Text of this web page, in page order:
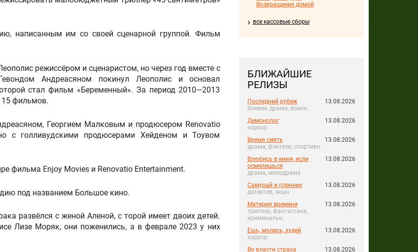
Возвращение домой
все кассовые сборы
БЛИЖАЙШИЕ
РЕЛИЗЫ
Последний рубеж
боевик, драма, военн.
13.08.2026
Демонолог
хоррор
13.08.2026
Время сиять
драма, фэнтези, спортивн.
13.08.2026
Влюбись в меня, если
осмелишься
драма, мелодрама
13.08.2026
Самурай и пленник
детектив, экшн
13.08.2026
Материя времени
триллер, фантастика,
криминальн.
13.08.2026
Ешь, молись, худей
хоррор
13.08.2026
Во власти страха 13.08.2026
написанным им со своей сценарной группой. Фильм
режиссёром и сценаристом, но через год вместе с
Андреасяном покинул Леополис и основал
стал фильм «Беременный». За период 2010—2013
15 фильмов.
Георгием Малковым и продюсером Renovatio
с голливудскими продюсерами Хейденом и Тоувом
фильма Enjoy Movies и Renovatio Entertainment.
под названием Большое кино.
развёлся с женой Аленой, с торой имеет двоих детей.
Лизе Моряк, они поженились, а в феврале 2023 у них